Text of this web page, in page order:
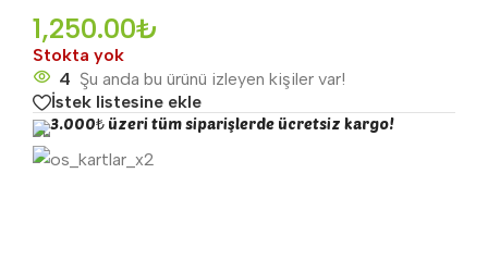
1,250.00₺
Stokta yok
4 Şu anda bu ürünü izleyen kişiler var!
İstek listesine ekle
3.000₺ üzeri tüm siparişlerde ücretsiz kargo!